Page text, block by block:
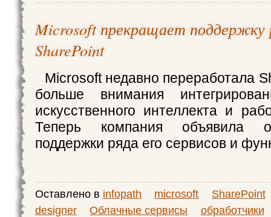
Microsoft прекращает поддержку
SharePoint
Microsoft недавно переработала
больше внимания
искусственного интеллекта и
Теперь компания объявила
поддержки ряда его сервисов и
Оставлено в infopath microsoft
SharePoint
designer
Облачные сервисы
обработчики